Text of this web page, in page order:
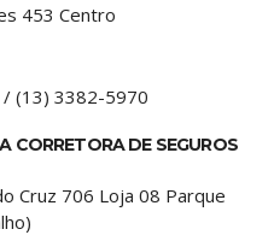
453 Centro
(13) 3382-5970
CORRETORA DE SEGUROS
Cruz 706 Loja 08 Parque